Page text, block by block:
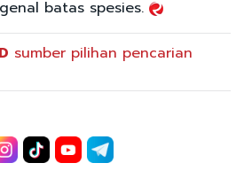
batas spesies.
sumber pilihan pencarian